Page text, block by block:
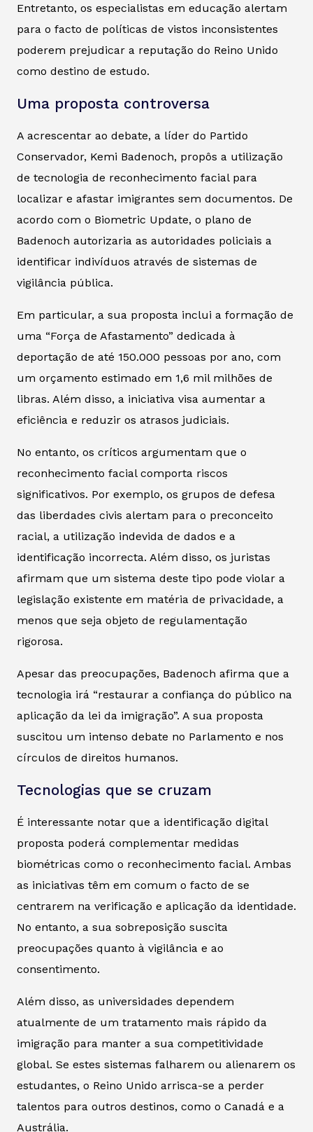
Entretanto, os especialistas em educação alertam
para o facto de políticas de vistos inconsistentes
poderem prejudicar a reputação do Reino Unido
como destino de estudo.
Uma proposta controversa
A acrescentar ao debate, a líder do Partido
Conservador, Kemi Badenoch, propôs a utilização
de tecnologia de reconhecimento facial para
localizar e afastar imigrantes sem documentos. De
acordo com o Biometric Update, o plano de
Badenoch autorizaria as autoridades policiais a
identificar indivíduos através de sistemas de
vigilância pública.
Em particular, a sua proposta inclui a formação de
uma “Força de Afastamento” dedicada à
deportação de até 150.000 pessoas por ano, com
um orçamento estimado em 1,6 mil milhões de
libras. Além disso, a iniciativa visa aumentar a
eficiência e reduzir os atrasos judiciais.
No entanto, os críticos argumentam que o
reconhecimento facial comporta riscos
significativos. Por exemplo, os grupos de defesa
das liberdades civis alertam para o preconceito
racial, a utilização indevida de dados e a
identificação incorrecta. Além disso, os juristas
afirmam que um sistema deste tipo pode violar a
legislação existente em matéria de privacidade, a
menos que seja objeto de regulamentação
rigorosa.
Apesar das preocupações, Badenoch afirma que a
tecnologia irá “restaurar a confiança do público na
aplicação da lei da imigração”. A sua proposta
suscitou um intenso debate no Parlamento e nos
círculos de direitos humanos.
Tecnologias que se cruzam
É interessante notar que a identificação digital
proposta poderá complementar medidas
biométricas como o reconhecimento facial. Ambas
as iniciativas têm em comum o facto de se
centrarem na verificação e aplicação da identidade.
No entanto, a sua sobreposição suscita
preocupações quanto à vigilância e ao
consentimento.
Além disso, as universidades dependem
atualmente de um tratamento mais rápido da
imigração para manter a sua competitividade
global. Se estes sistemas falharem ou alienarem os
estudantes, o Reino Unido arrisca-se a perder
talentos para outros destinos, como o Canadá e a
Austrália.